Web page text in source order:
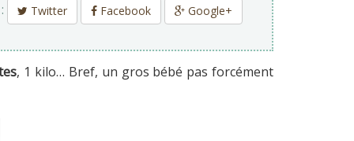
Twitter Facebook Google+
, 1 kilo… Bref, un gros bébé pas forcément